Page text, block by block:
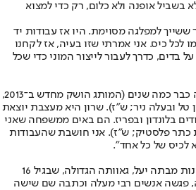
בשביל אופנה ולא כלום, רק כדי למצוא
למפלגה מסוימת. היו אז עבודות יד
לכל כיס. אני אמרתי שזו בעיה, אז לקחנו
בדים, כדרך לעבור לייצור המוני כדי שכל
"נכון, היום יש 'משכית' חדשה כבר כמה שנים (המותג הושק מחדש ב־2013,
טל ובעלה ניר; ש"ז). שרון היא מעצבת יוצאת
בלונדון ובפריז. הם באים ממשפחה שאני
כתר פלסטיק; ש"ז). אני חושבת שהעבודות
לכיס של כל אחד".
היא מרבה להתרפק על זיכרונות מבתה יעל, גאוותה הגדולה, שבגיל 16
פגשה אנשים רבי מעלה וכתבה שם שישה